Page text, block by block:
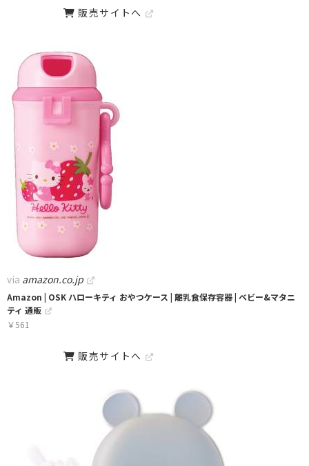
販売サイトへ
via amazon.co.jp
Amazon | OSK ハローキティ おやつケース | 離乳食保存容器 | ベビー&マタニ
ティ 通販
￥561
販売サイトへ